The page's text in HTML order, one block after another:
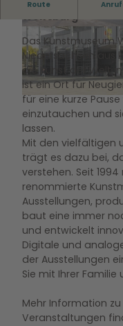
© Marek Kruszewski |CC-BY-NC-
© Marek Kruszewski | CC-BY-NC
Route
Wolfsburg
Das Kunstmuseum
Niedersachsen aus
die Kunst der Welt
ist ein Ort für
für eine kurze
einzutauchen und
lassen.
Mit den vielfältigen
trägt es dazu bei,
verstehen. Seit
renommierte
Ausstellungen,
baut eine immer
und entwickelt
Digitale und
der Ausstellungen
Sie mit Ihrer Familie
Mehr Information
Veranstaltungen